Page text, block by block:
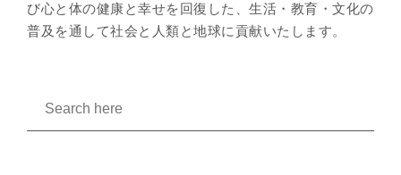
び心と体の健康と幸せを回復した、生活・教育・文化の
普及を通して社会と人類と地球に貢献いたします。